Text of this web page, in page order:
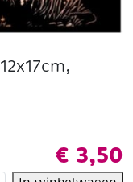
€ 3,50